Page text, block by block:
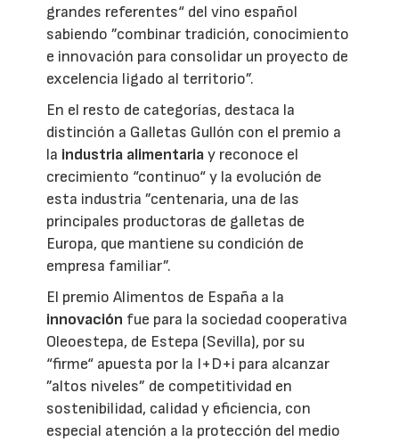
grandes referentes“ del vino español
sabiendo ”combinar tradición, conocimiento
e innovación para consolidar un proyecto de
excelencia ligado al territorio”.
En el resto de categorías, destaca la
distinción a Galletas Gullón con el premio a
la industria alimentariay reconoce el
crecimiento “continuo“ y la evolución de
esta industria ”centenaria, una de las
principales productoras de galletas de
Europa, que mantiene su condición de
empresa familiar”.
El premio Alimentos de España a la
innovación fue para la sociedad cooperativa
Oleoestepa, de Estepa (Sevilla), por su
“firme“ apuesta por la I+D+i para alcanzar
”altos niveles” de competitividad en
sostenibilidad, calidad y eficiencia, con
especial atención a la protección del medio